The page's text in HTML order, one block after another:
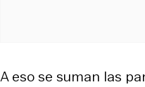
A eso se suman las